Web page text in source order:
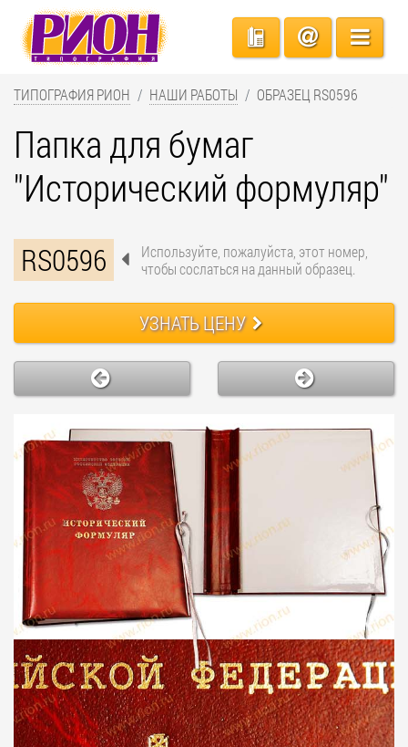
ТИПОГРАФИЯ РИОН НАШИ РАБОТЫ ОБРАЗЕЦ RS0596
Папка для бумаг
"Исторический формуляр"
RS0596
Используйте, пожалуйста, этот номер,
чтобы сослаться на данный образец.
УЗНАТЬ ЦЕНУ